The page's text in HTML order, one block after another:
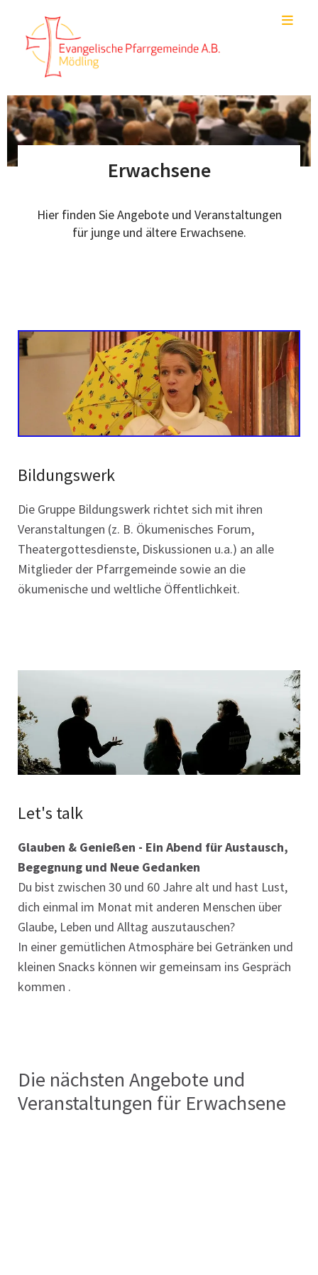
Erwachsene
Hier finden Sie Angebote und Veranstaltungen
für junge und ältere Erwachsene.
Bildungswerk
Die Gruppe Bildungswerk richtet sich mit ihren
Veranstaltungen (z. B. Ökumenisches Forum,
Theatergottesdienste, Diskussionen u.a.) an alle
Mitglieder der Pfarrgemeinde sowie an die
ökumenische und weltliche Öffentlichkeit.
Let's talk
Glauben & Genießen - Ein Abend für Austausch,
Begegnung und Neue Gedanken
Du bist zwischen 30 und 60 Jahre alt und hast Lust,
dich einmal im Monat mit anderen Menschen über
Glaube, Leben und Alltag auszutauschen?
In einer gemütlichen Atmosphäre bei Getränken und
kleinen Snacks können wir gemeinsam ins Gespräch
kommen .
Die nächsten Angebote und
Veranstaltungen für Erwachsene